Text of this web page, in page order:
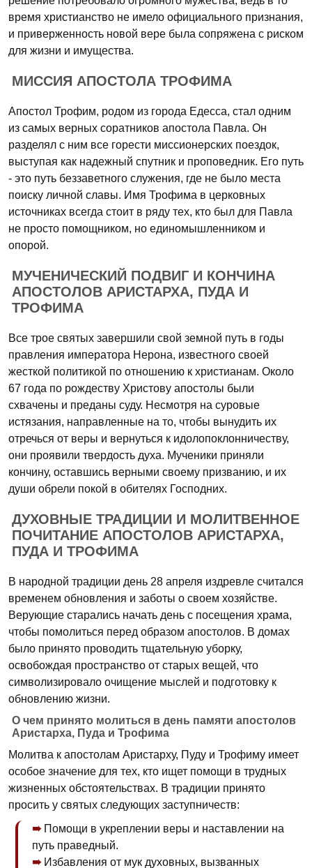
время христианство не имело официального признания,
и приверженность новой вере была сопряжена с риском
для жизни и имущества.
МИССИЯ АПОСТОЛА ТРОФИМА
Апостол Трофим, родом из города Едесса, стал одним
из самых верных соратников апостола Павла. Он
разделял с ним все горести миссионерских поездок,
выступая как надежный спутник и проповедник. Его путь
- это путь беззаветного служения, где не было места
поиску личной славы. Имя Трофима в церковных
источниках всегда стоит в ряду тех, кто был для Павла
не просто помощником, но единомышленником и
опорой.
МУЧЕНИЧЕСКИЙ ПОДВИГ И КОНЧИНА
АПОСТОЛОВ АРИСТАРХА, ПУДА И
ТРОФИМА
Все трое святых завершили свой земной путь в годы
правления императора Нерона, известного своей
жесткой политикой по отношению к христианам. Около
67 года по рождеству Христову апостолы были
схвачены и преданы суду. Несмотря на суровые
истязания, направленные на то, чтобы вынудить их
отречься от веры и вернуться к идолопоклонничеству,
они проявили твердость духа. Мученики приняли
кончину, оставшись верными своему призванию, и их
души обрели покой в обителях Господних.
ДУХОВНЫЕ ТРАДИЦИИ И МОЛИТВЕННОЕ
ПОЧИТАНИЕ АПОСТОЛОВ АРИСТАРХА,
ПУДА И ТРОФИМА
В народной традиции день 28 апреля издревле считался
временем обновления и заботы о своем хозяйстве.
Верующие старались начать день с посещения храма,
чтобы помолиться перед образом апостолов. В домах
было принято проводить тщательную уборку,
освобождая пространство от старых вещей, что
символизировало очищение мыслей и подготовку к
обновлению жизни.
О чем принято молиться в день памяти апостолов
Аристарха, Пуда и Трофима
Молитва к апостолам Аристарху, Пуду и Трофиму имеет
особое значение для тех, кто ищет помощи в трудных
жизненных обстоятельствах. В традиции принято
просить у святых следующих заступничеств:
Помощи в укреплении веры и наставлении на
путь праведный.
Избавления от мук духовных, вызванных